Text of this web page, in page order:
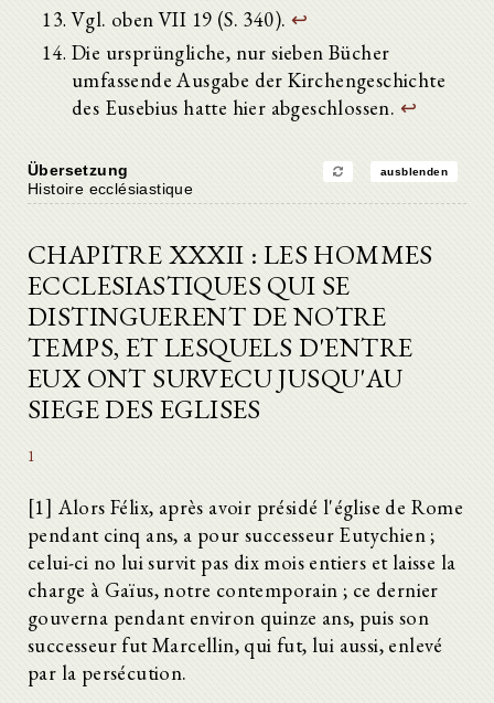
Vgl. oben VII 19 (S. 340). ↩
Die ursprüngliche, nur sieben Bücher
umfassende Ausgabe der Kirchengeschichte
des Eusebius hatte hier abgeschlossen. ↩
Übersetzung ausblenden
Histoire ecclésiastique
CHAPITRE XXXII : LES HOMMES
ECCLESIASTIQUES QUI SE
DISTINGUERENT DE NOTRE
TEMPS, ET LESQUELS D'ENTRE
EUX ONT SURVECU JUSQU'AU
SIEGE DES EGLISES
1
[1] Alors Félix, après avoir présidé l'église de Rome
pendant cinq ans, a pour successeur Eutychien ;
celui-ci no lui survit pas dix mois entiers et laisse la
charge à Gaïus, notre contemporain ; ce dernier
gouverna pendant environ quinze ans, puis son
successeur fut Marcellin, qui fut, lui aussi, enlevé
par la persécution.